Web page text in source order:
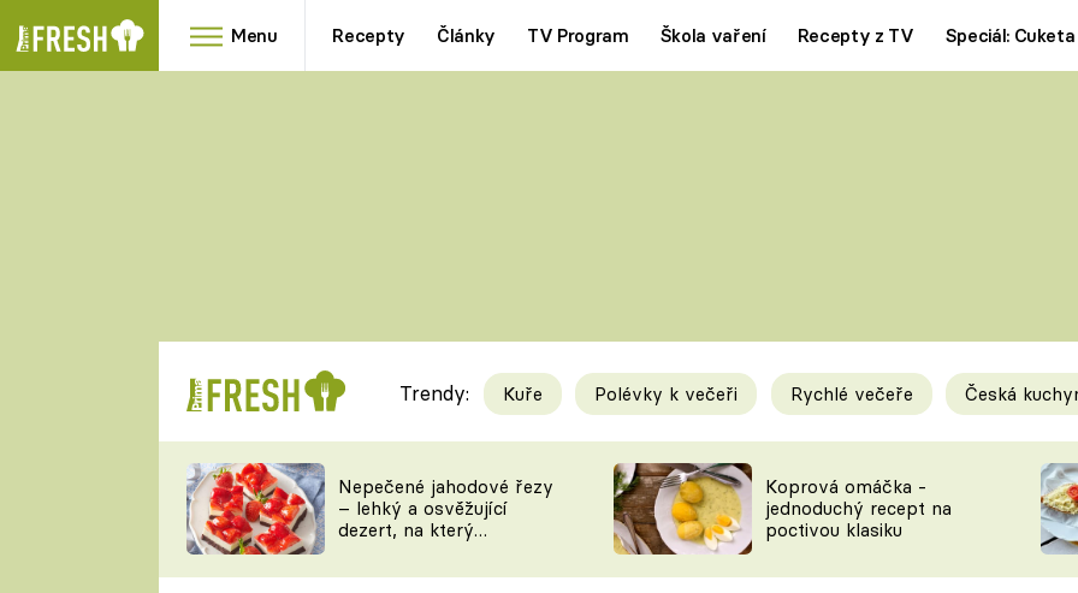
Menu Recepty Články TV Program Škola vaření Recepty z TV Speciál: Cuketa
RYCHLOVKY
Videorecepty
TEĎ VAŘÍ ŠÉF!
ČESKO NA TALÍŘI
Tipy a triky
KAM ZA JÍDLEM
VYCHYTÁVKY
Trendy: Kuře Polévky k večeři Rychlé večeře Česká
Nepečené jahodové řezy
– lehký a osvěžující
dezert, na který
Koprová omáčka -
jednoduchý recept na
poctivou klasiku